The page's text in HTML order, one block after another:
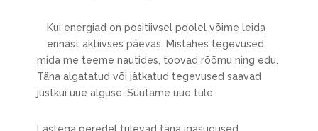
Kui energiad on positiivsel poolel võime leida
ennast aktiivses päevas. Mistahes tegevused,
mida me teeme nautides, toovad rõõmu ning edu.
Täna algatatud või jätkatud tegevused saavad
justkui uue alguse. Süütame uue tule.